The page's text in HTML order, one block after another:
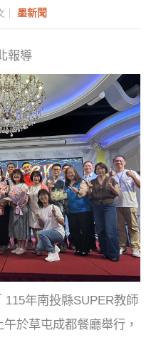
｜ 墨新聞
報導
年南投縣SUPER教師
於草屯成都餐廳舉行，